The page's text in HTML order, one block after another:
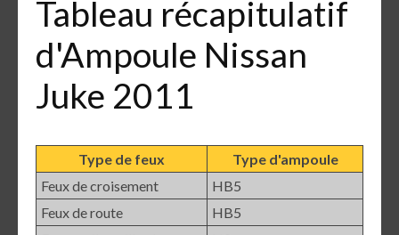
Tableau récapitulatif
d'Ampoule Nissan
Juke 2011
Type de feux
Type d'ampoule
Feux de croisement
HB5
Feux de route
HB5